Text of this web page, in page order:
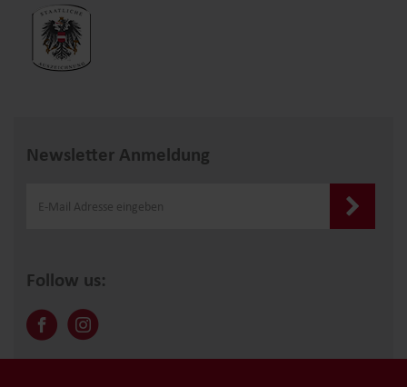
Newsletter Anmeldung
Follow us: